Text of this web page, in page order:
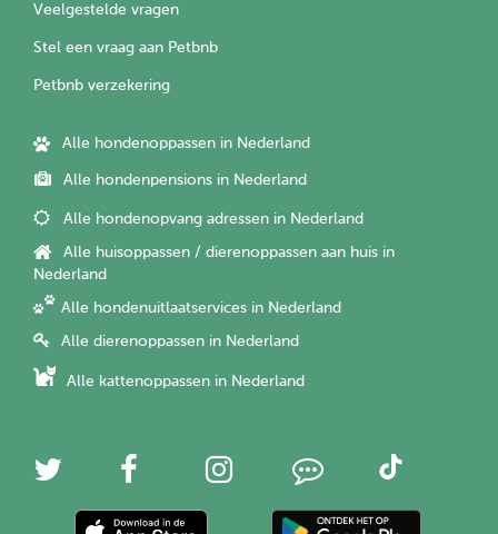
Veelgestelde vragen
Stel een vraag aan Petbnb
Petbnb verzekering
Alle hondenoppassen in Nederland
Alle hondenpensions in Nederland
Alle hondenopvang adressen in Nederland
Alle huisoppassen / dierenoppassen aan huis in
Nederland
Alle hondenuitlaatservices in Nederland
Alle dierenoppassen in Nederland
Alle kattenoppassen in Nederland